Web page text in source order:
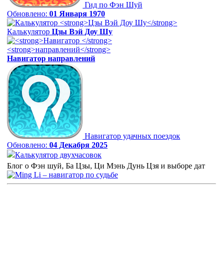
Гид по Фэн Шуй
Обновлено: 01 Января 1970
Калькулятор Цзы Вэй Доу Шу
Навигатор направлений
Навигатор удачных поездок
Обновлено: 04 Декабря 2025
Калькулятор двухчасовок
Блог о Фэн шуй, Ба Цзы, Ци Мэнь Дунь Цзя и выборе дат